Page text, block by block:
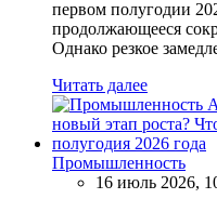
первом полугодии
продолжающееся
Однако резкое
Читать далее
Промышленность
16 июль 2026,